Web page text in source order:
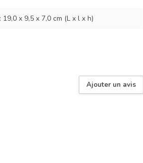
x 9,5 x 7,0 cm (L x l x h)
Ajouter un avis